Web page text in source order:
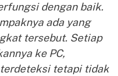
dengan baik.
ada yang
tersebut. Setiap
ke PC,
tetapi tidak